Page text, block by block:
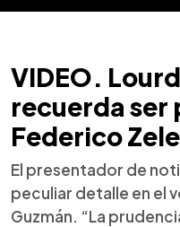
VIDEO.
recuerda ser
Federico
El presentador de
peculiar detalle en el
Guzmán. “La